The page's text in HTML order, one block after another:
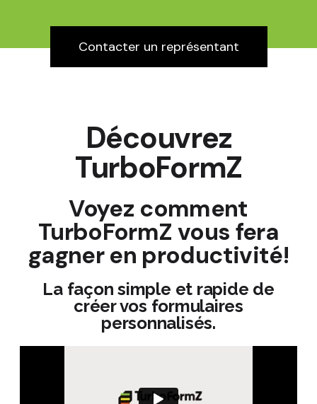
Contacter un représentant
Découvrez
TurboFormZ
Voyez comment
TurboFormZ vous fera
gagner en productivité!
La façon simple et rapide de
créer vos formulaires
personnalisés.